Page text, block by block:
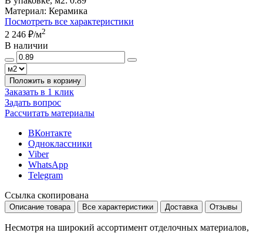
Материал: Керамика
Посмотреть все характеристики
2 246 ₽/м2
В наличии
Положить в корзину
Заказать в 1 клик
Задать вопрос
Рассчитать материалы
ВКонтакте
Одноклассники
Viber
WhatsApp
Telegram
Ссылка скопирована
Описание товара Все характеристики Доставка Отзывы
Несмотря на широкий ассортимент отделочных материалов,